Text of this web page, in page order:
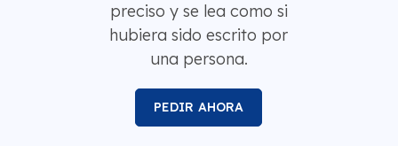
preciso y se lea como si
hubiera sido escrito por
una persona.
PEDIR AHORA